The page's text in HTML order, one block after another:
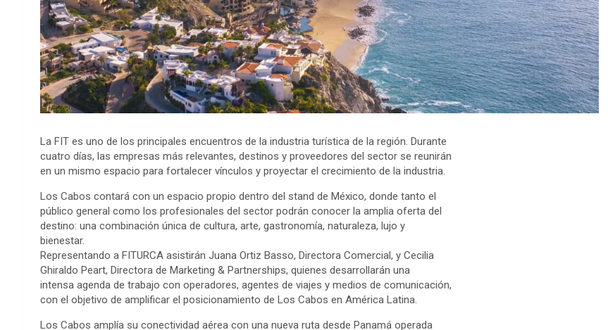
La FIT es uno de los principales encuentros de la industria turística de la región. Durante
cuatro días, las empresas más relevantes, destinos y proveedores del sector se reunirán
en un mismo espacio para fortalecer vínculos y proyectar el crecimiento de la industria.
Los Cabos contará con un espacio propio dentro del stand de México, donde tanto el
público general como los profesionales del sector podrán conocer la amplia oferta del
destino: una combinación única de cultura, arte, gastronomía, naturaleza, lujo y
bienestar.
Representando a FITURCA asistirán Juana Ortiz Basso, Directora Comercial, y Cecilia
Ghiraldo Peart, Directora de Marketing & Partnerships, quienes desarrollarán una
intensa agenda de trabajo con operadores, agentes de viajes y medios de comunicación,
con el objetivo de amplificar el posicionamiento de Los Cabos en América Latina.
Los Cabos amplía su conectividad aérea con una nueva ruta desde Panamá operada